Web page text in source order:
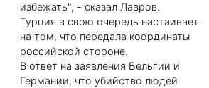
избежать", - сказал Лавров.
Турция в свою очередь настаивает
на том, что передала координаты
российской стороне.
В ответ на заявления Бельгии и
Германии, что убийство людей